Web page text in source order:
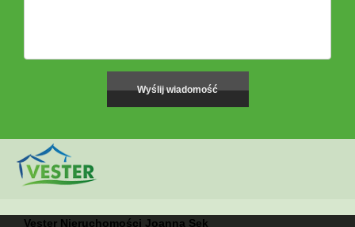
Vester Nieruchomości Joanna Sęk